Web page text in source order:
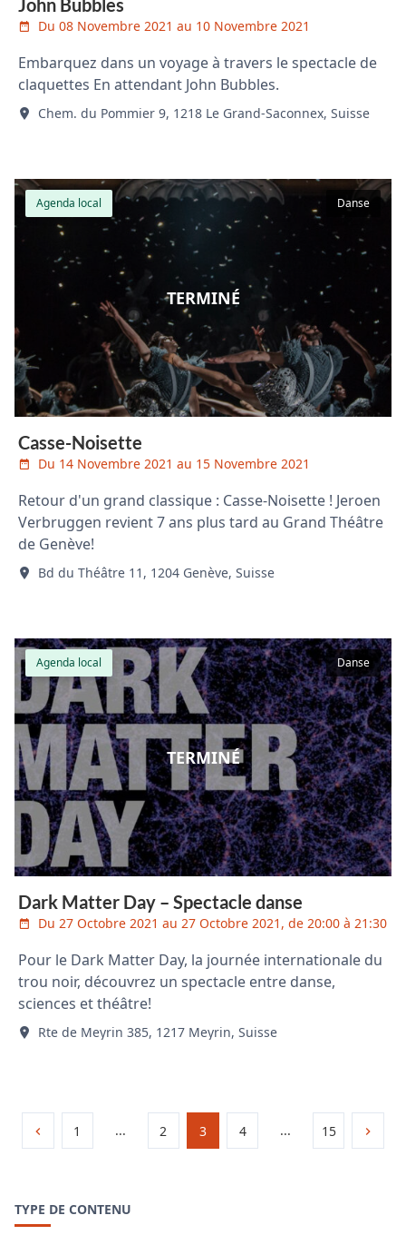
TYPE DE CONTENU
John Bubbles
Du 08 Novembre 2021 au 10 Novembre 2021
Embarquez dans un voyage à travers le spectacle de
claquettes En attendant John Bubbles.
Chem. du Pommier 9, 1218 Le Grand-Saconnex, Suisse
Danse
Agenda local
TERMINÉ
Casse-Noisette
Du 14 Novembre 2021 au 15 Novembre 2021
Retour d'un grand classique : Casse-Noisette ! Jeroen
Verbruggen revient 7 ans plus tard au Grand Théâtre
de Genève!
Bd du Théâtre 11, 1204 Genève, Suisse
Danse
Agenda local
TERMINÉ
Dark Matter Day – Spectacle danse
Du 27 Octobre 2021 au 27 Octobre 2021, de 20:00 à 21:30
Pour le Dark Matter Day, la journée internationale du
trou noir, découvrez un spectacle entre danse,
sciences et théâtre!
Rte de Meyrin 385, 1217 Meyrin, Suisse
1 ... 2 3 4 ... 15